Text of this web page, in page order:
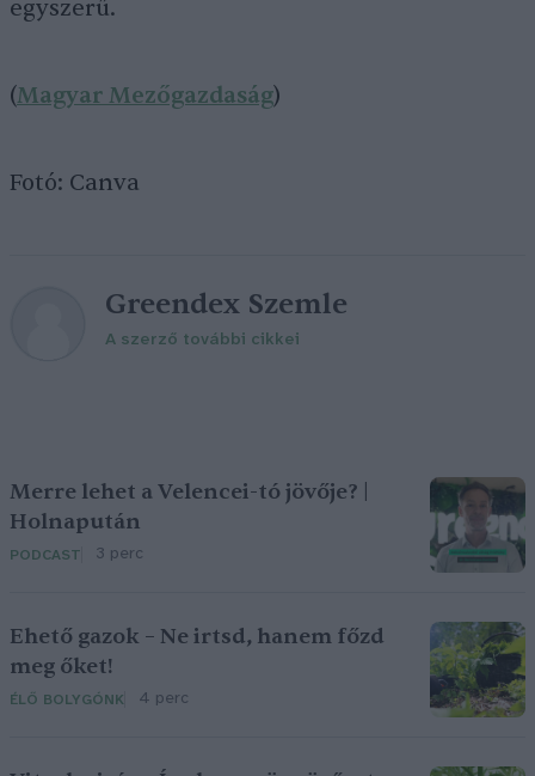
egyszerű.
(Magyar Mezőgazdaság)
Fotó: Canva
Greendex Szemle
A szerző további cikkei
Merre lehet a Velencei-tó jövője? |
Holnapután
PODCAST 3 perc
Ehető gazok – Ne irtsd, hanem főzd
meg őket!
ÉLŐ BOLYGÓNK 4 perc